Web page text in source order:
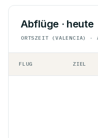
Abflüge · heute
ORTSZEIT (VALENCIA) ·
FLUG ZIEL